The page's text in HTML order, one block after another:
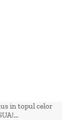
in topul celor